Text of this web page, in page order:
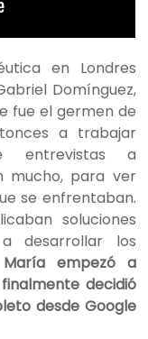
en Londres
Domínguez,
fue el germen de
a trabajar
entrevistas a
mucho, para ver
se enfrentaban.
soluciones
desarrollar los
María empezó a
decidió
desde Google